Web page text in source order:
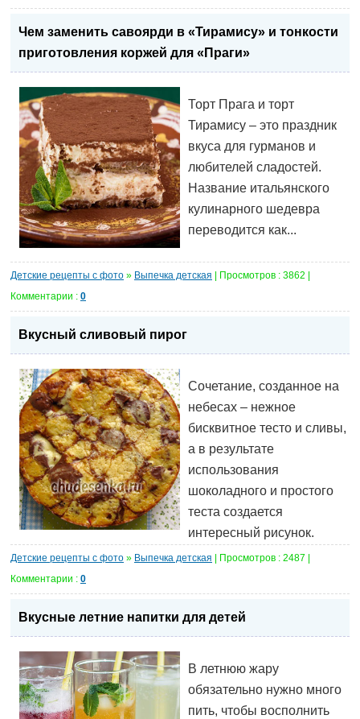
Чем заменить савоярди в «Тирамису» и тонкости
приготовления коржей для «Праги»
Торт Прага и торт
Тирамису – это праздник
вкуса для гурманов и
любителей сладостей.
Название итальянского
кулинарного шедевра
переводится как...
Детские рецепты с фото » Выпечка детская | Просмотров : 3862 |
Комментарии : 0
Вкусный сливовый пирог
Сочетание, созданное на
небесах – нежное
бисквитное тесто и сливы,
а в результате
использования
шоколадного и простого
теста создается
интересный рисунок.
Детские рецепты с фото » Выпечка детская | Просмотров : 2487 |
Комментарии : 0
Вкусные летние напитки для детей
В летнюю жару
обязательно нужно много
пить, чтобы восполнить